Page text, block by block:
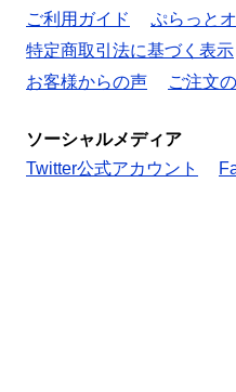
ご利用ガイド
ぷらっと
特定商取引法に基づく表示
お客様からの声
ご注文
ソーシャルメディア
Twitter公式アカウント